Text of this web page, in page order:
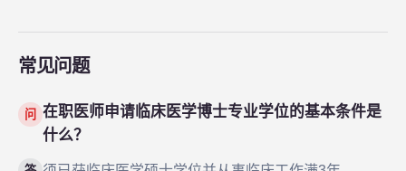
常见问题
问
在职医师申请临床医学博士专业学位的基本条件是
什么？